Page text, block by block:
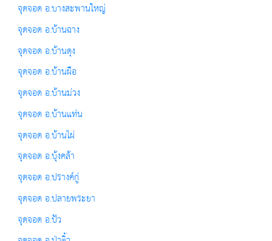
จุดจอด อ.บางสะพานใหญ่
จุดจอด อ.บ้านฉาง
จุดจอด อ.บ้านดุง
จุดจอด อ.บ้านผือ
จุดจอด อ.บ้านม่วง
จุดจอด อ.บ้านแท่น
จุดจอด อ.บ้านไผ่
จุดจอด อ.บุ้งคล้า
จุดจอด อ.ปรางค์กู่
จุดจอด อ.ปลายพระยา
จุดจอด อ.ปัว